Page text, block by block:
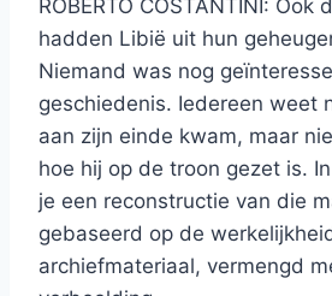
ROBERTO COSTANTINI: Ook
hadden Libië uit hun
Niemand was nog
geschiedenis. Iedereen weet
aan zijn einde kwam, maar
hoe hij op de troon gezet is.
je een reconstructie van die
gebaseerd op de
archiefmateriaal, vermengd